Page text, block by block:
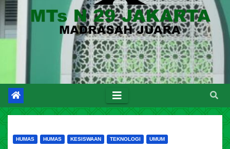
HUMAS HUMAS KESISWAAN TEKNOLOGI UMUM